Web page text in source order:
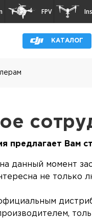
FPV
КАТАЛОГ
предлагает Вам
данный момент
не только